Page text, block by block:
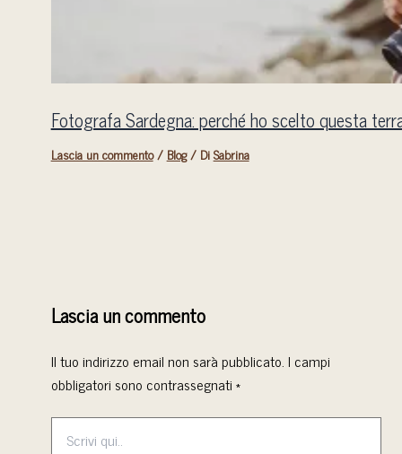
Fotografa Sardegna: perché ho scelto questa
Lascia un commento/ Blog/ DiSabrina
Lascia un commento
Il tuo indirizzo email non sarà pubblicato.I campi
obbligatori sono contrassegnati*
Scrivi
qui..